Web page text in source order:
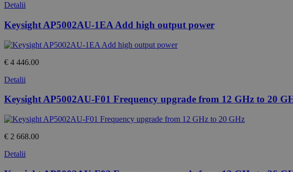
Detalii
Keysight AP5002AU-1EA Add high output power
€ 4 446.00
Detalii
Keysight AP5002AU-F01 Frequency upgrade from 12 GHz to 20
€ 2 668.00
Detalii